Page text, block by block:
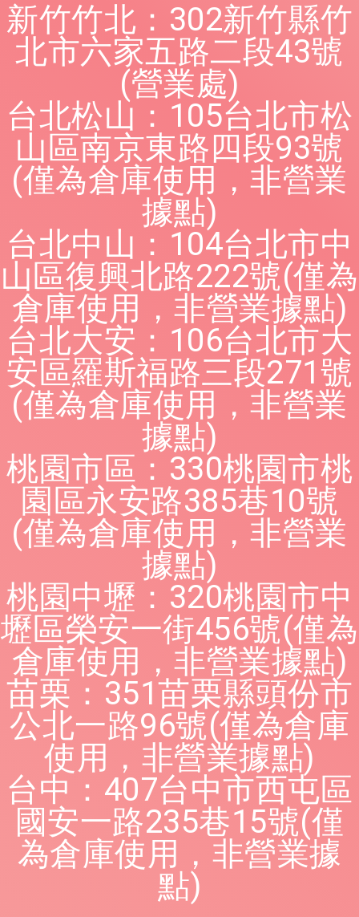
新竹竹北：302新竹縣竹
北市六家五路二段43號
(營業處)
台北松山：105台北市松
山區南京東路四段93號
(僅為倉庫使用，非營業
據點)
台北中山：104台北市中
山區復興北路222號(僅為
倉庫使用，非營業據點)
台北大安：106台北市大
安區羅斯福路三段271號
(僅為倉庫使用，非營業
據點)
桃園市區：330桃園市桃
園區永安路385巷10號
(僅為倉庫使用，非營業
據點)
桃園中壢：320桃園市中
壢區榮安一街456號(僅為
倉庫使用，非營業據點)
苗栗：351苗栗縣頭份市
公北一路96號(僅為倉庫
使用，非營業據點)
台中：407台中市西屯區
國安一路235巷15號(僅
為倉庫使用，非營業據
點)